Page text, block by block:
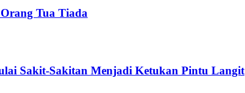
Tua Tiada
Sakit-Sakitan Menjadi Ketukan Pintu Langit